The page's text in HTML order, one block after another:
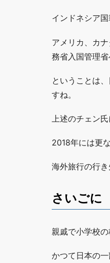
インドネシア
アメリカ、カ
務省入国管理
ということは
すね。
上述のチェン
2018年には更
海外旅行の行
さいごに
親戚で小学校
かつて日本の